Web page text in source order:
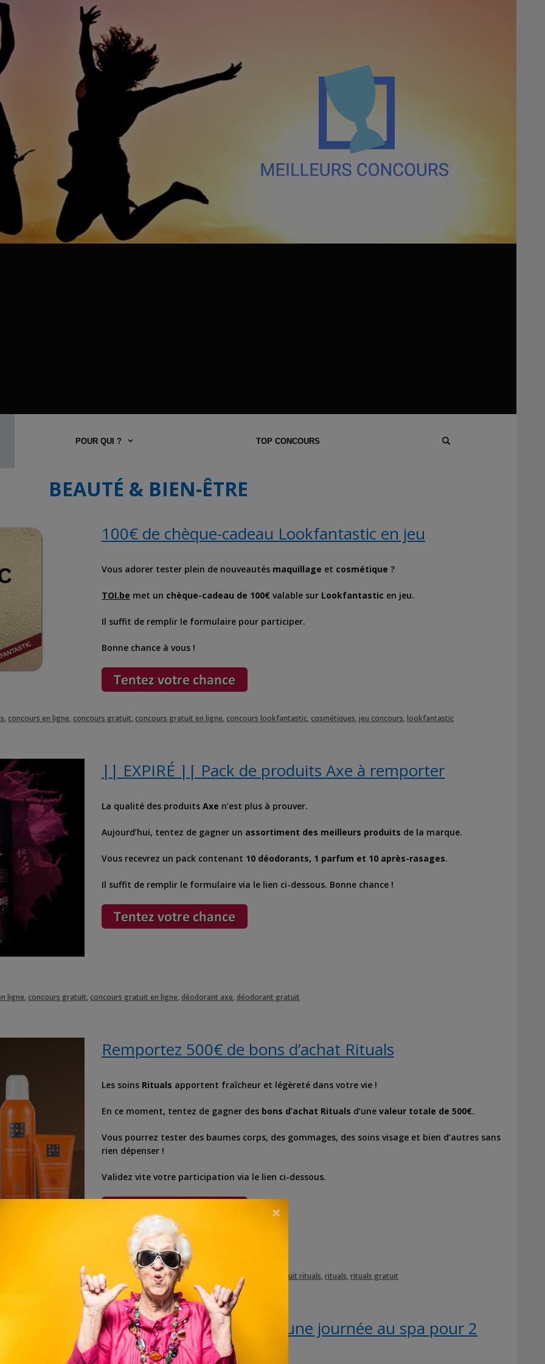
POUR QUI ? TOP CONCOURS
BEAUTÉ & BIEN-ÊTRE
100€ de chèque-cadeau Lookfantastic en jeu
Vous adorer tester plein de nouveautés maquillage et cosmétique ?
TOI.be met un chèque-cadeau de 100€ valable sur Lookfantastic en jeu.
Il suffit de remplir le formulaire pour participer.
Bonne chance à vous !
concours en ligne concours gratuit concours gratuit en ligne concours lookfantastic cosmétiques ,jeu concours ,lookfantastic
|| EXPIRÉ || Pack de produits Axe à remporter
La qualité des produits Axe n’est plus à prouver.
Aujourd’hui, tentez de gagner un assortiment des meilleurs produits de la marque.
Vous recevrez un pack contenant 10 déodorants, 1 parfum et 10 après-rasages.
Il suffit de remplir le formulaire via le lien ci-dessous. Bonne chance !
ligne concours gratuit concours gratuit en ligne déodorant axe déodorant gratuit
Remportez 500€ de bons d’achat Rituals
Les soins Rituals apportent fraîcheur et légèreté dans votre vie !
En ce moment, tentez de gagner des bons d’achat Rituals d’une valeur totale de 500€.
Vous pourrez tester des baumes corps, des gommages, des soins visage et bien d’autres sans
rien dépenser !
Validez vite votre participation via le lien ci-dessous.
en ligne concours rituals, pack gratuit,pack rituals produit gratuit produit rituals ,rituals ,rituals gratuit
|| EXPIRÉ || Remportez une journée au spa pour 2
personnes
×